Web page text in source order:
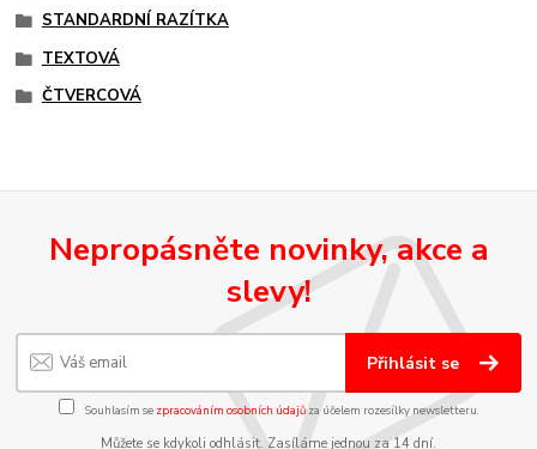
STANDARDNÍ RAZÍTKA
TEXTOVÁ
ČTVERCOVÁ
Nepropásněte novinky, akce a
slevy!
Přihlásit se
Souhlasím se zpracováním osobních údajůza účelem rozesílky newsletteru.
Můžete se kdykoli odhlásit. Zasíláme jednou za 14 dní.